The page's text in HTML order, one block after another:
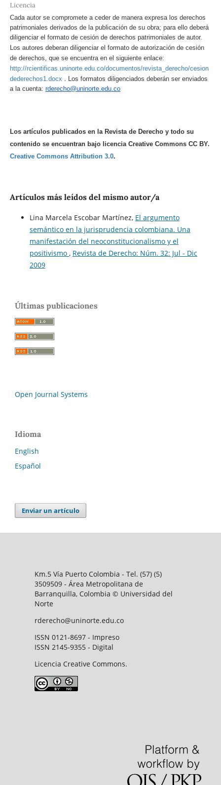
Licencia
Cada autor se compromete a ceder de manera expresa los derechos
patrimoniales derivados de la publicación de su obra; para ello deberá
diligenciar el formato de cesión de derechos patrimoniales de autor.
Los autores deberan diligenciar el formato de autorización de cesión
de derechos, que se encuentra en el siguiente enlace:
http://rcientificas.uninorte.edu.co/documentos/revista_derecho/cesion
dederechos1.docx . Los formatos diligenciados deberán ser enviados
a la cuenta: rderecho@uninorte.edu.co
Los artículos publicados en la Revista de Derecho y todo su
contenido se encuentran bajo licencia Creative Commons CC BY.
Creative Commons Attribution 3.0.
Artículos más leídos del mismo autor/a
Lina Marcela Escobar Martínez, El argumento
semántico en la jurisprudencia colombiana. Una
manifestación del neoconstitucionalismo y el
positivismo , Revista de Derecho: Núm. 32: Jul - Dic
2009
Últimas publicaciones
Open Journal Systems
Idioma
English
Español
Enviar un artículo
Km.5 Vía Puerto Colombia - Tel. (57) (5)
3509509 - Área Metropolitana de
Barranquilla, Colombia © Universidad del
Norte
rderecho@uninorte.edu.co
ISSN 0121-8697 - Impreso
ISSN 2145-9355 - Digital
Licencia Creative Commons.